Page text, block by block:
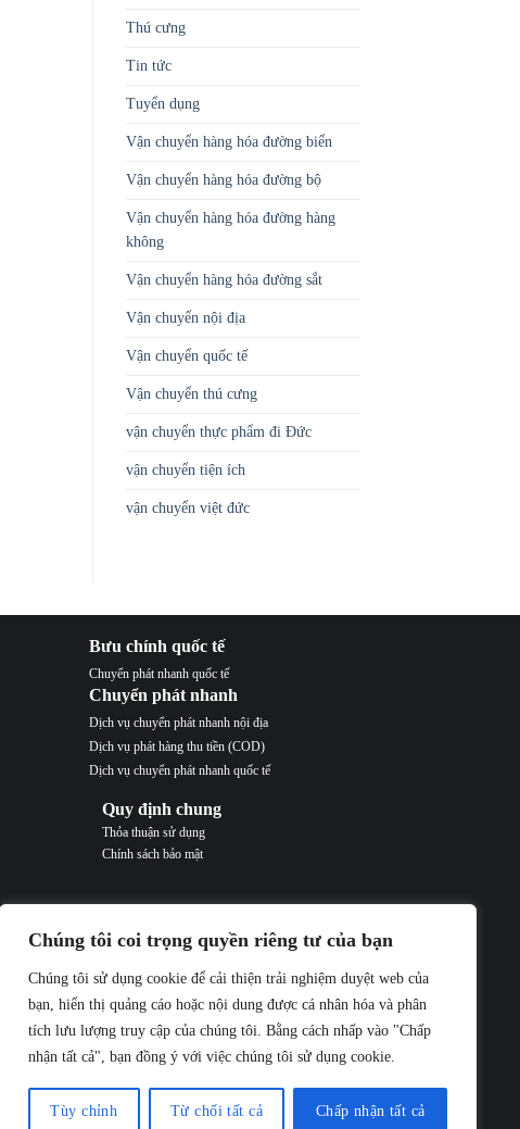
Chúng tôi coi trọng quyền riêng tư của bạn
Chúng tôi sử dụng cookie để cải thiện trải nghiệm duyệt web của
bạn, hiển thị quảng cáo hoặc nội dung được cá nhân hóa và phân
tích lưu lượng truy cập của chúng tôi. Bằng cách nhấp vào "Chấp
nhận tất cả", bạn đồng ý với việc chúng tôi sử dụng cookie.
Tùy chỉnh Từ chối tất cả Chấp nhận tất cả
Thú cưng
Tin tức
Tuyển dụng
Vận chuyển hàng hóa đường biển
Vận chuyển hàng hóa đường bộ
Vận chuyển hàng hóa đường hàng
không
Vận chuyển hàng hóa đường sắt
Vận chuyển nội địa
Vận chuyển quốc tế
Vận chuyển thú cưng
vận chuyển thực phẩm đi Đức
vận chuyển tiện ích
vận chuyển việt đức
Bưu chính quốc tế
Chuyển phát nhanh quốc tế
Chuyển phát nhanh
Dịch vụ chuyển phát nhanh nội địa
Dịch vụ phát hàng thu tiền (COD)
Dịch vụ chuyển phát nhanh quốc tế
Quy định chung
Thỏa thuận sử dụng
Chính sách bảo mật
Hỗ trợ trực tuyến
Hỗ trợ Hà Nội: contact@buuchinhdongduong.com
Hỗ trợ HCM: contact@buuchinhdongduong.com
Hình thức thanh toán
Thanh toán online qua thẻ Ngân Hàng
Thanh toán tại Văn Phòng